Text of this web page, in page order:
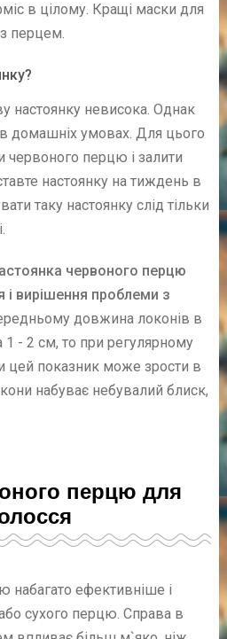
в цілому. Кращі маски для
перцем.
настоянку невисока. Однак
в домашніх умовах. Для цього
червоного перцю і залити
настоянку на тиждень в
таку настоянку слід тільки
червоного перцю
вирішення проблеми з
довжина локонів в
1 - 2 см, то при регулярному
цей показник може зрости в
набуває небувалий блиск,
перцю для
набагато ефективніше і
сухого перцю. Справа в